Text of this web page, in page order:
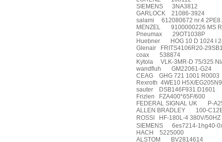
SIEMENS
3NA3812
GARLOCK
21086-3924
salami
612080672 nr.4
MENZEL
9100000226 MS
Pneumax
29OT1038P
Huebner
HOG 10 D 1024 I
Glenair
FRITS4106R20-
coax
538874
Kytola
VLK-3MR-D 75/325
wandfluh
GM22061-G24
CEAG
GHG 721 1001 R0003
Rexroth 4WE10 H5X/
sauter
DSB146F931 D1601
Frizlen
FZA400*65F/600
FEDERAL SIGNAL UK
P-
ALLEN BRADLEY
100-
ROSSI
HF-180L-4 380V/50HZ
SIEMENS
6es7214-1hg40-
HACH
5225000
ALSTOM
BV2814614